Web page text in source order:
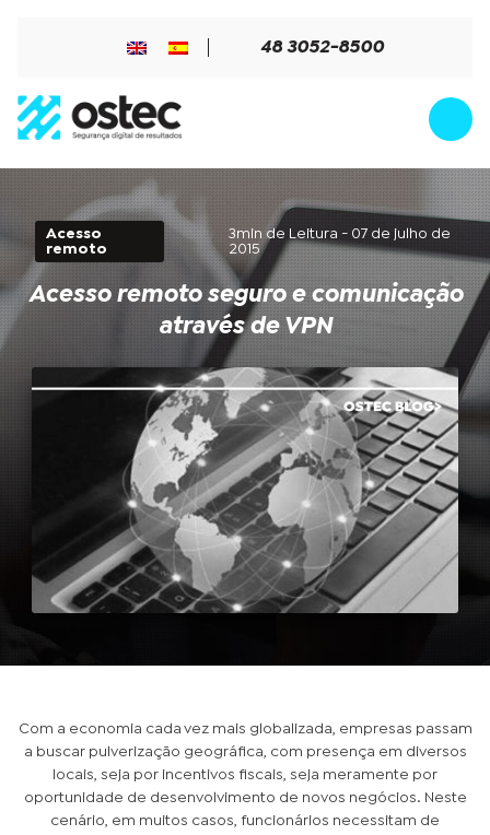
48 3052-8500
Acesso
remoto
3min de Leitura - 07 de julho de
2015
Acesso remoto seguro e comunicação
através de VPN
Com a economia cada vez mais globalizada, empresas passam
a buscar pulverização geográfica, com presença em diversos
locais, seja por incentivos fiscais, seja meramente por
oportunidade de desenvolvimento de novos negócios. Neste
cenário, em muitos casos, funcionários necessitam de